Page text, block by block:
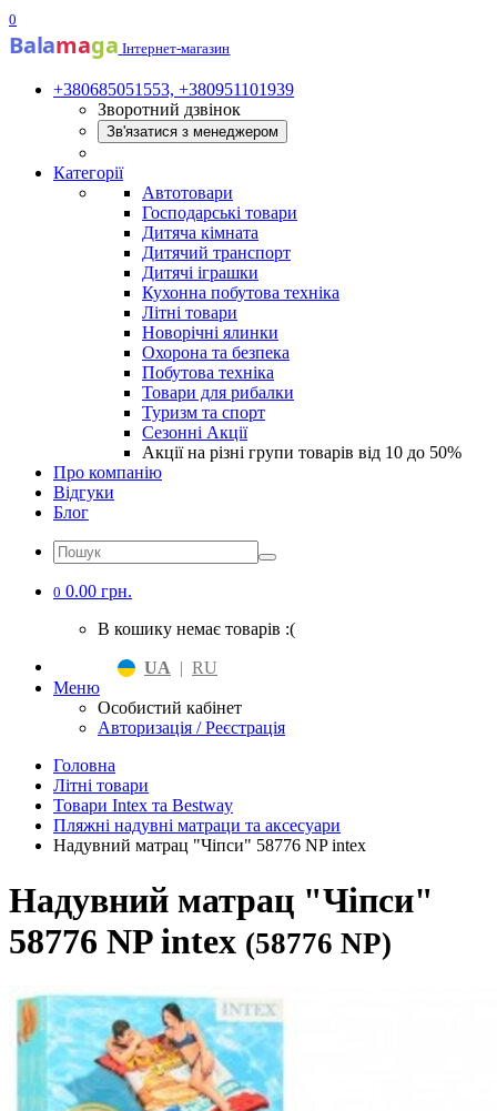
0
Balamaga Інтернет-магазин
+380685051553, +380951101939
Зворотний дзвінок
Зв'язатися з менеджером
Категорії
Автотовари
Господарські товари
Дитяча кімната
Дитячий транспорт
Дитячі іграшки
Кухонна побутова техніка
Літні товари
Новорічні ялинки
Охорона та безпека
Побутова техніка
Товари для рибалки
Туризм та спорт
Сезонні Акції
Акції на різні групи товарів від 10 до 50%
Про компанію
Відгуки
Блог
0 0.00 грн.
В кошику немає товарів :(
UA | RU
Меню
Особистий кабінет
Авторизація / Реєстрація
Головна
Літні товари
Товари Intex та Bestway
Пляжні надувні матраци та аксесуари
Надувний матрац "Чіпси" 58776 NP intex
Надувний матрац "Чіпси"
58776 NP intex (58776 NP)